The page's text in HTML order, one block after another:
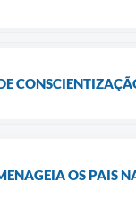
OS PAIS